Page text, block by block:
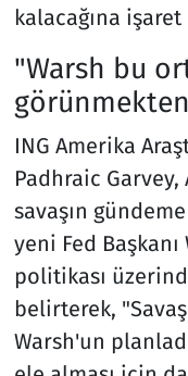
kalacağına
"Warsh bu
ING Amerika
Padhraic
savaşın
yeni Fed
politikası
belirterek,
Warsh'un